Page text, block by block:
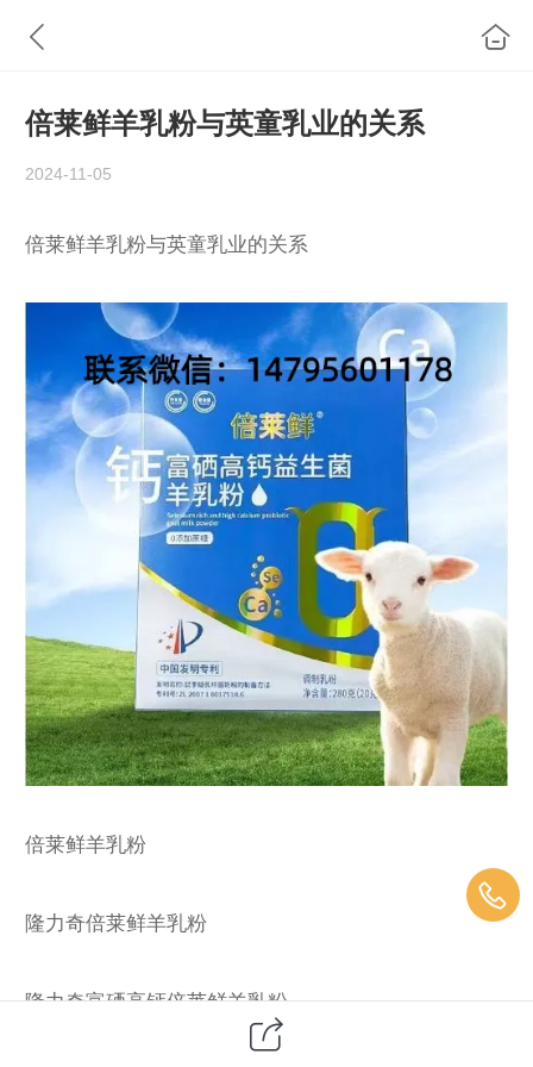
倍莱鲜羊乳粉与英童乳业的关系
2024-11-05
倍莱鲜羊乳粉与英童乳业的关系
倍莱鲜羊乳粉
隆力奇倍莱鲜羊乳粉
隆力奇富硒高钙倍莱鲜羊乳粉